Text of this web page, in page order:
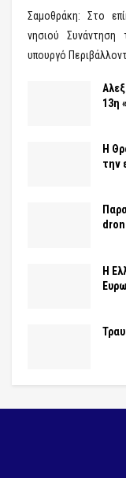
Σαμοθράκη: Στο
νησιού
υπουργό
13η
Η
την
Η